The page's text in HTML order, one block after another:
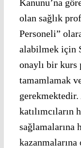
Kanunu’na
olan sağlık
Personeli”
alabilmek için
onaylı bir kurs
tamamlamak
gerekmektedir.
katılımcıların
kazanmalarına